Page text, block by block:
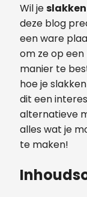
Wil je
deze blog
een ware
om ze op
manier te
hoe je
dit een
alternatieve
alles wat je
te maken!